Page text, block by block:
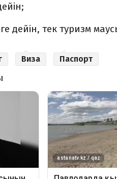
дейін, тек туризм
Виза Паспорт